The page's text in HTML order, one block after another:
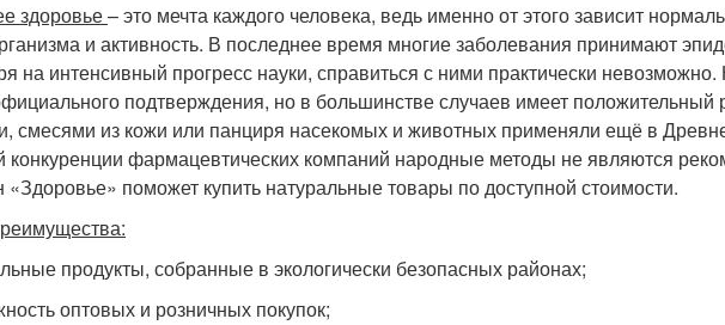
здоровье– это мечта каждого человека, ведь именно от этого зависит
и активность. В последнее время многие заболевания принимают
на интенсивный прогресс науки, справиться с ними практически
подтверждения, но в большинстве случаев имеет положительный
смесями из кожи или панциря насекомых и животных применяли ещё в
конкуренции фармацевтических компаний народные методы не являются
«Здоровье» поможет купить натуральные товары по доступной стоимости.
продукты, собранные в экологически безопасных районах;
оптовых и розничных покупок;